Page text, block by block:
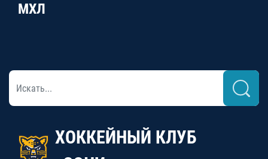
МХЛ
ХОККЕЙНЫЙ КЛУБ